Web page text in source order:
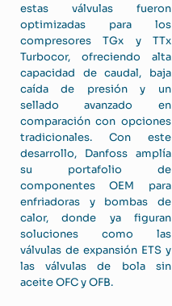
estas válvulas fueron
optimizadas para los
compresores TGx y TTx
Turbocor, ofreciendo alta
capacidad de caudal, baja
caída de presión y un
sellado avanzado en
comparación con opciones
tradicionales. Con este
desarrollo, Danfoss amplía
su portafolio de
componentes OEM para
enfriadoras y bombas de
calor, donde ya figuran
soluciones como las
válvulas de expansión ETS y
las válvulas de bola sin
aceite OFC y OFB.